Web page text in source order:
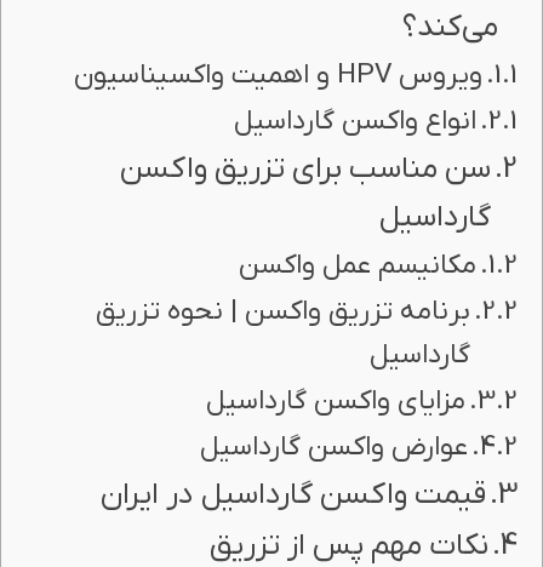
می‌کند؟
ویروس HPV و اهمیت واکسیناسیون
انواع واکسن گارداسیل
سن مناسب برای تزریق واکسن
گارداسیل
مکانیسم عمل واکسن
برنامه تزریق واکسن | نحوه تزریق
گارداسیل
مزایای واکسن گارداسیل
عوارض واکسن گارداسیل
قیمت واکسن گارداسیل در ایران
نکات مهم پس از تزریق